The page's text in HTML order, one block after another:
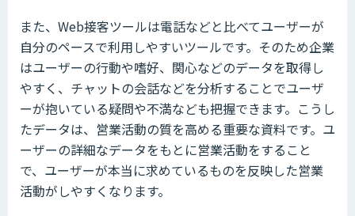
また、Web接客ツールは電話などと比べてユーザーが
自分のペースで利用しやすいツールです。そのため企業
はユーザーの行動や嗜好、関心などのデータを取得し
やすく、チャットの会話などを分析することでユーザ
ーが抱いている疑問や不満なども把握できます。こうし
たデータは、営業活動の質を高める重要な資料です。ユ
ーザーの詳細なデータをもとに営業活動をすること
で、ユーザーが本当に求めているものを反映した営業
活動がしやすくなります。